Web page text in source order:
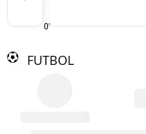
0'
FUTBOL